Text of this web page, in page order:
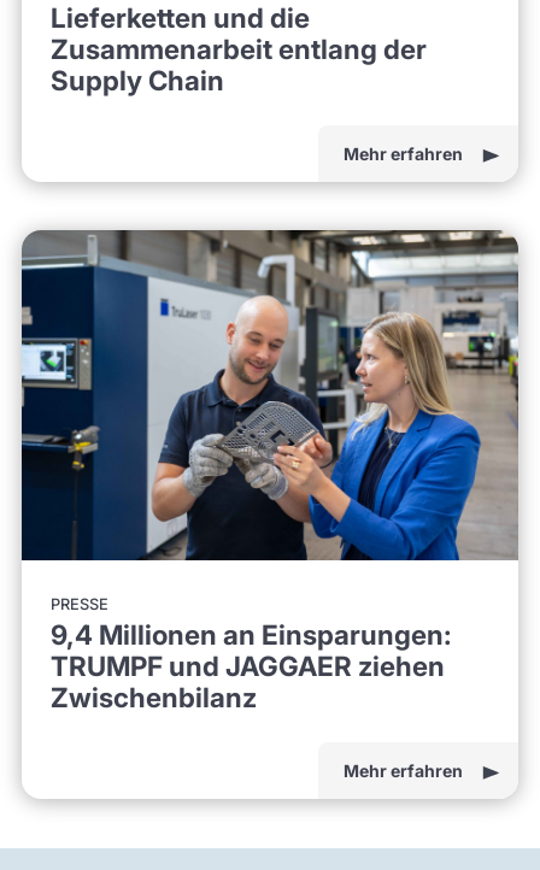
Lieferketten und die
Zusammenarbeit entlang der
Supply Chain
Mehr erfahren
PRESSE
9,4 Millionen an Einsparungen:
TRUMPF und JAGGAER ziehen
Zwischenbilanz
Mehr erfahren